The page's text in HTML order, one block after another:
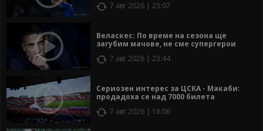
7 авг 2026 | 23:07
Веласкес: По време на сезона ще
загубим мачове, не сме супергерои
7 авг 2026 | 23:44
Сериозен интерес за ЦСКА - Макаби:
продадоха се над 7000 билета
7 авг 2026 | 18:06